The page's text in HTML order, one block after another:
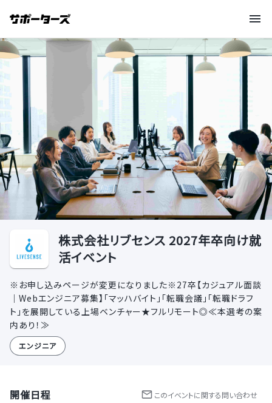
株式会社リブセンス 2027年卒向け就
活イベント
※お申し込みページが変更になりました※27卒【カジュアル面談
｜Webエンジニア募集】「マッハバイト」「転職会議」「転職ドラフ
ト」を展開している上場ベンチャー★フルリモート◎≪本選考の案
内あり！≫
エンジニア
開催日程 このイベントに関する問い合わせ